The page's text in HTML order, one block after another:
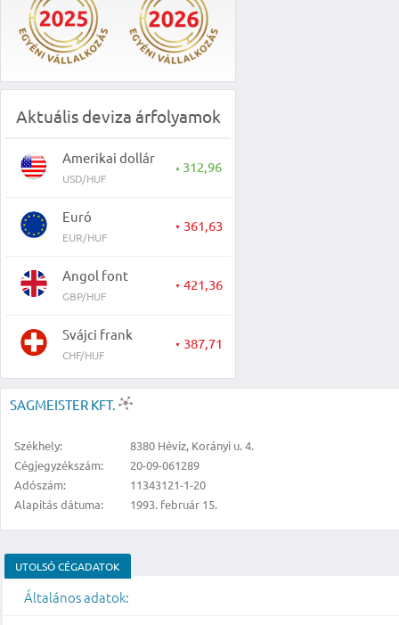
Aktuális deviza árfolyamok
Amerikai dollár
USD/HUF
▲ 312,96
Euró
EUR/HUF
▼ 361,63
Angol font
GBP/HUF
▼ 421,36
Svájci frank
CHF/HUF
▼ 387,71
SAGMEISTER KFT.
Székhely:
8380 Hévíz, Korányi u. 4.
Cégjegyzékszám:
20-09-061289
Adószám:
11343121-1-20
Alapítás dátuma:
1993. február 15.
UTOLSÓ CÉGADATOK
Általános adatok: